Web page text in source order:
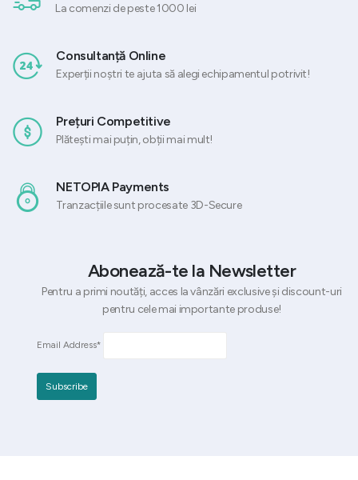
La comenzi de peste 1000 lei
Consultanță Online
Experții noștri te ajuta să alegi echipamentul potrivit!
Prețuri Competitive
Plătești mai puțin, obții mai mult!
NETOPIA Payments
Tranzacțiile sunt procesate 3D-Secure
Abonează-te la Newsletter
Pentru a primi noutăți, acces la vânzări exclusive și discount-uri
pentru cele mai importante produse!
Email Address*